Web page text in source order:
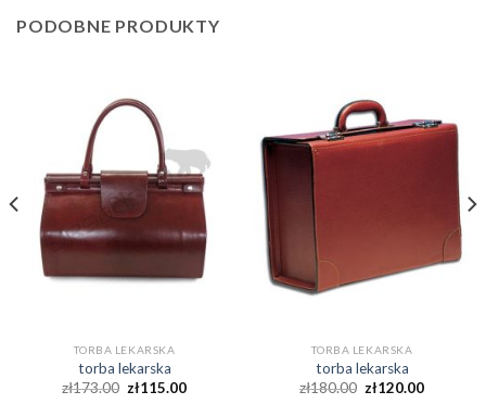
PODOBNE PRODUKTY
TORBA LEKARSKA
torba lekarska
zł173.00 zł115.00
TORBA LEKARSKA
torba lekarska
zł180.00 zł120.00